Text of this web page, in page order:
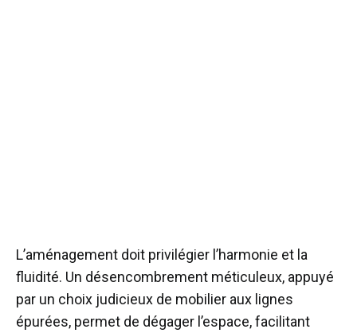
L’aménagement doit privilégier l’harmonie et la
fluidité. Un désencombrement méticuleux, appuyé
par un choix judicieux de mobilier aux lignes
épurées, permet de dégager l’espace, facilitant